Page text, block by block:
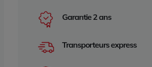
Garantie 2 ans
Transporteurs express